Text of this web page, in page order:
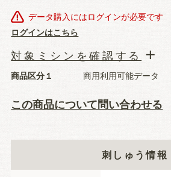
データ購入にはログインが必要です
ログインはこちら
商品区分１ 商用利用可能データ
この商品について問い合わせる
対象ミシンを確認する
刺しゅう情報